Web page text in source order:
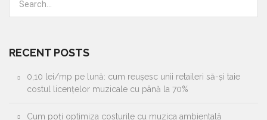
RECENT POSTS
0,10 lei/mp pe lună: cum reușesc unii retaileri să-și taie
costul licențelor muzicale cu până la 70%
Cum poți optimiza costurile cu muzica ambientală